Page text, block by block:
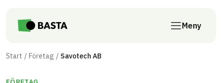
Meny
Start Företag Savotech AB